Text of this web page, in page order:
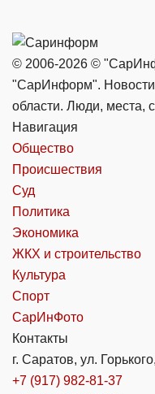
© 2006-2026 ©
"СарИнформ". Новости
области. Люди, места,
Навигация
Общество
Происшествия
Суд
Политика
Экономика
ЖКХ и строительство
Культура
Спорт
СарИнФото
Контакты
г. Саратов, ул.
+7 (917) 982-81-37